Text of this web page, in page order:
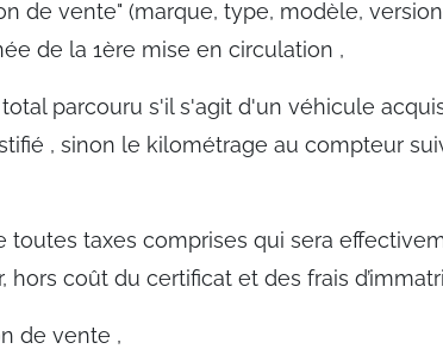
de vente" (marque, type, modèle,
de la 1ère mise en circulation ,
parcouru s'il s'agit d'un véhicule
, sinon le kilométrage au compteur
toutes taxes comprises qui sera
hors coût du certificat et des frais
de vente ,